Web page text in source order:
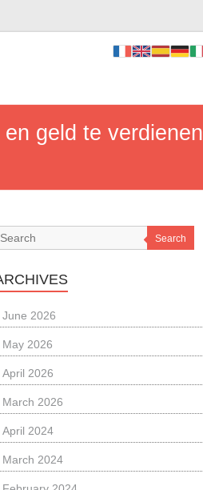
geld te verdienen
Search
June 2026
May 2026
April 2026
March 2026
April 2024
March 2024